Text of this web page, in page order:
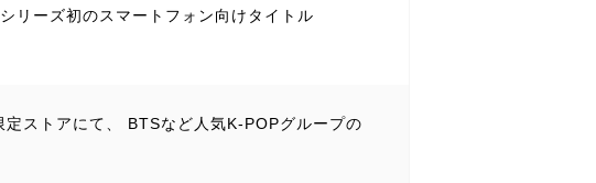
リーズ初のスマートフォン向けタイトル
ストアにて、 BTSなど人気K-POPグループの